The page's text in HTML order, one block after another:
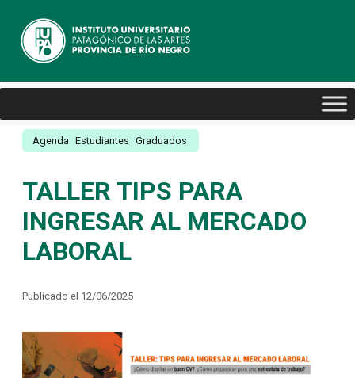
Agenda Estudiantes Graduados
TALLER TIPS PARA
INGRESAR AL MERCADO
LABORAL
Publicado el 12/06/2025